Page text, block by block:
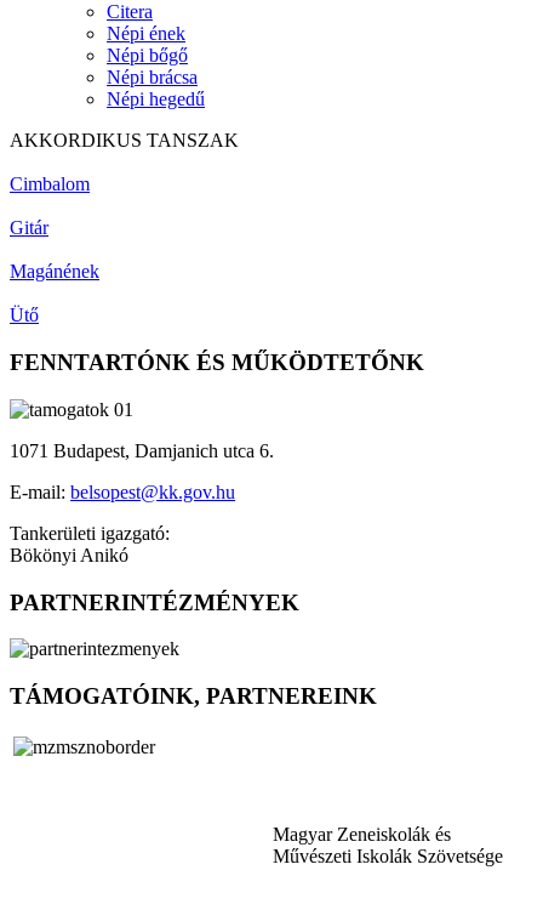
Citera
Népi ének
Népi bőgő
Népi brácsa
Népi hegedű
AKKORDIKUS TANSZAK
Cimbalom
Gitár
Magánének
Ütő
FENNTARTÓNK ÉS MŰKÖDTETŐNK
1071 Budapest, Damjanich utca 6.
E-mail: belsopest@kk.gov.hu
Tankerületi igazgató:
Bökönyi Anikó
PARTNERINTÉZMÉNYEK
TÁMOGATÓINK, PARTNEREINK
Magyar Zeneiskolák és
Művészeti Iskolák Szövetsége